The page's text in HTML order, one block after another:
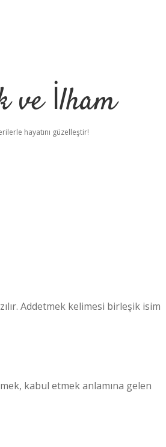
ve İlham
hayatını güzelleştir!
Addetmek kelimesi birleşik isim
kabul etmek anlamına gelen